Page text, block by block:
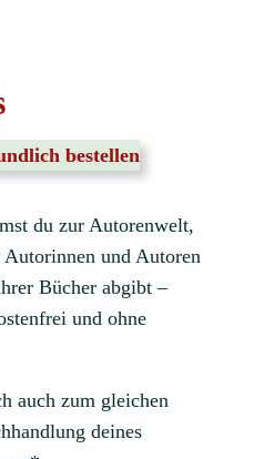
bestellen
du zur Autorenwelt,
und Autoren
Bücher abgibt –
und ohne
auch zum gleichen
deines